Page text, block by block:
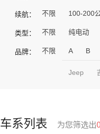
续航： 不限 100-200
类型： 不限 纯电动
品牌： 不限 A B
Jeep
车系列表 为您筛选出